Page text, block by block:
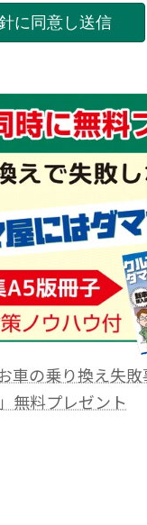
車の乗り換え失
無料プレゼント